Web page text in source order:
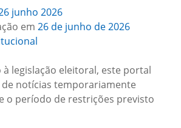
junho 2026
em 26 de junho de 2026
legislação eleitoral, este portal
notícias temporariamente
o período de restrições previsto